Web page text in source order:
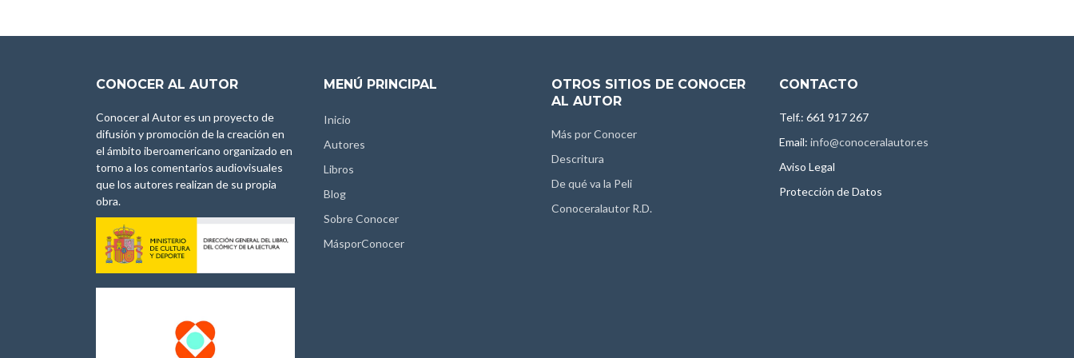
CONOCER AL AUTOR
Conocer al Autor es un proyecto de
difusión y promoción de la creación en
el ámbito iberoamericano organizado en
torno a los comentarios audiovisuales
que los autores realizan de su propia
obra.
MENÚ PRINCIPAL
Inicio
Autores
Libros
Blog
Sobre Conocer
MásporConocer
OTROS SITIOS DE CONOCER
AL AUTOR
Más por Conocer
Descritura
De qué va la Peli
Conoceralautor R.D.
CONTACTO
Telf.: 661 917 267
Email: info@conoceralautor.es
Aviso Legal
Protección de Datos